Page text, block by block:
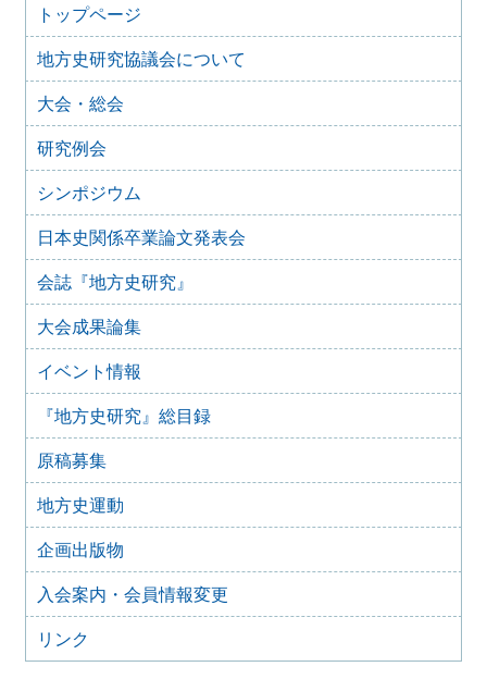
2023年3月20日
第64回日本史関係卒業論文発表会の日程・会場・特別講座
について
2022年3月17日
第63回日本史関係卒業論文発表会
2021年4月21日
第61回日本史関係卒業論文発表会
2021年3月25日
第62回日本史関係卒業論文発表会のご案内
2020年3月29日
第61回日本史関係卒業論文発表会 延期のお知らせ
第60回日本史関係卒業論文発表会のご案内
2019年2月19日
第60回日本史関係卒業論文発表会の日程・会場について
（予告）
2018年4月7日
第59回日本史関係卒業論文発表会のお知らせ
第58回日本史関係卒業論文発表会のお知らせ
2016年4月13日
第57回日本史関係卒業論文発表会
2015年4月13日
第56回日本史関係卒業論文発表会
トップページ
地方史研究協議会について
大会・総会
研究例会
シンポジウム
日本史関係卒業論文発表会
会誌『地方史研究』
大会成果論集
イベント情報
『地方史研究』総目録
原稿募集
地方史運動
企画出版物
入会案内・会員情報変更
リンク